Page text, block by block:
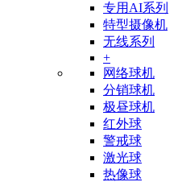
专用AI系列
特型摄像机
无线系列
+
网络球机
分销球机
极昼球机
红外球
警戒球
激光球
热像球